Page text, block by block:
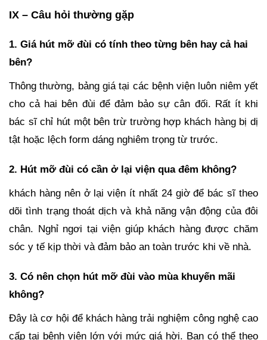
IX – Câu hỏi thường gặp
1. Giá hút mỡ đùi có tính theo từng bên hay cả hai
bên?
Thông thường, bảng giá tại các bệnh viện luôn niêm yết
cho cả hai bên đùi để đảm bảo sự cân đối. Rất ít khi
bác sĩ chỉ hút một bên trừ trường hợp khách hàng bị dị
tật hoặc lệch form dáng nghiêm trọng từ trước.
2. Hút mỡ đùi có cần ở lại viện qua đêm không?
khách hàng nên ở lại viện ít nhất 24 giờ để bác sĩ theo
dõi tình trạng thoát dịch và khả năng vận động của đôi
chân. Nghỉ ngơi tại viện giúp khách hàng được chăm
sóc y tế kịp thời và đảm bảo an toàn trước khi về nhà.
3. Có nên chọn hút mỡ đùi vào mùa khuyến mãi
không?
Đây là cơ hội để khách hàng trải nghiệm công nghệ cao
cấp tại bệnh viện lớn với mức giá hời. Bạn có thể theo